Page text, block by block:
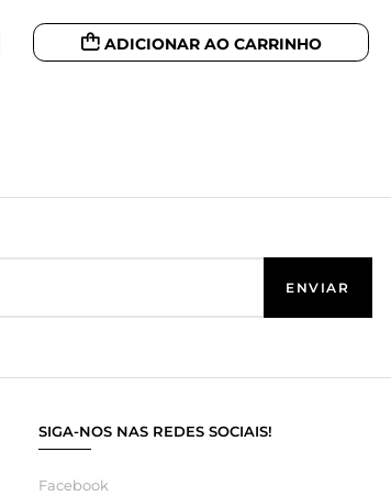
ADICIONAR AO CARRINHO
SIGA-NOS NAS REDES SOCIAIS!
Facebook